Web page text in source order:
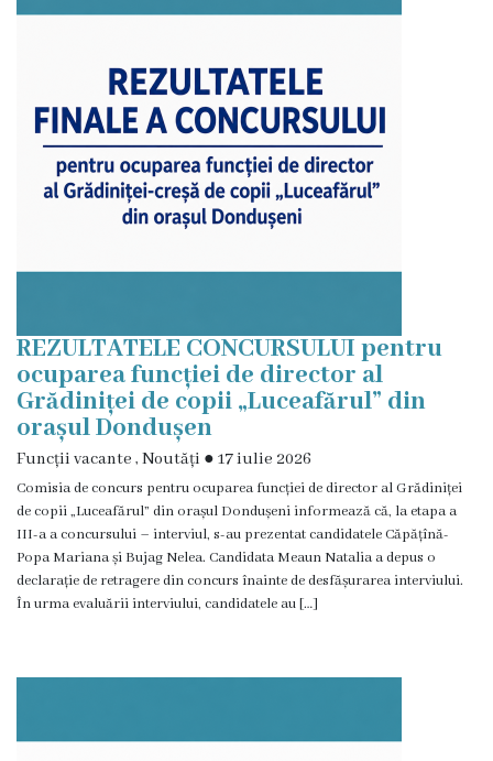
culturală
Oameni
de
investițională
Primăria
Primarul
Viceprimarii
Dispozițiile
primarului
REZULTATELE CONCURSULUI pentru
ocuparea funcției de director al
Grădiniței de copii „Luceafărul” din
orașul Dondușen
Funcții vacante , Noutăți ● 17 iulie 2026
Comisia de concurs pentru ocuparea funcției de director al Grădiniței
de copii „Luceafărul” din orașul Dondușeni informează că, la etapa a
III-a a concursului – interviul, s-au prezentat candidatele Căpățînă-
Popa Mariana și Bujag Nelea. Candidata Meaun Natalia a depus o
declarație de retragere din concurs înainte de desfășurarea interviului.
În urma evaluării interviului, candidatele au […]